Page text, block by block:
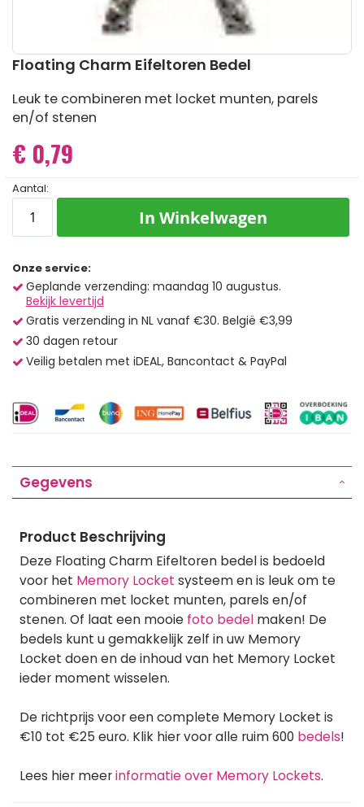
Ga
het
begin
van
afbeeldingen-
gallerij
Floating Charm Eifeltoren Bedel
Leuk te combineren met locket munten, parels
en/of stenen
€ 0,79
Aantal:
In Winkelwagen
Onze service:
Geplande verzending: maandag 10 augustus.
Bekijk levertijd
Gratis verzending in NL vanaf €30. België €3,99
30 dagen retour
Veilig betalen met iDEAL, Bancontact & PayPal
Gegevens
Product Beschrijving
Deze Floating Charm Eifeltoren bedel is bedoeld
voor het Memory Locket systeem en is leuk om te
combineren met locket munten, parels en/of
stenen. Of laat een mooie foto bedel maken! De
bedels kunt u gemakkelijk zelf in uw Memory
Locket doen en de inhoud van het Memory Locket
ieder moment wisselen.
De richtprijs voor een complete Memory Locket is
€10 tot €25 euro. Klik hier voor alle ruim 600 bedels!
Lees hier meerinformatie over Memory Lockets.